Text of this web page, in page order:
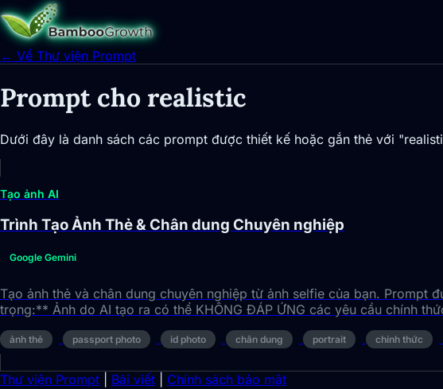
← Về Thư viện Prompt
Prompt cho realistic
Dưới đây là danh sách các prompt được thiết kế hoặc gắn thẻ với
Tạo ảnh AI
Trình Tạo Ảnh Thẻ & Chân dung Chuyên nghiệp
Google Gemini
Tạo ảnh thẻ và chân dung chuyên nghiệp từ ảnh selfie của bạn.
trọng:** Ảnh do AI tạo ra có thể KHÔNG ĐÁP ỨNG các yêu cầu chính
ảnh thẻ passport photo id photo chân dung portrait chính thức
Thư viện Prompt Bài viết
Chính sách bảo mật